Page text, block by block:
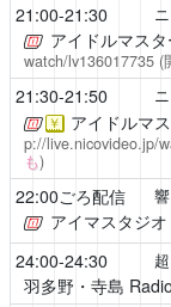
21:00-21:30
アイドルマス
watch/lv136017735(
21:30-21:50
￥ アイドルマ
p://live.nicovideo.jp/
も)
22:00ごろ配信
アイマスタジオ
24:00-24:30
羽多野・寺島